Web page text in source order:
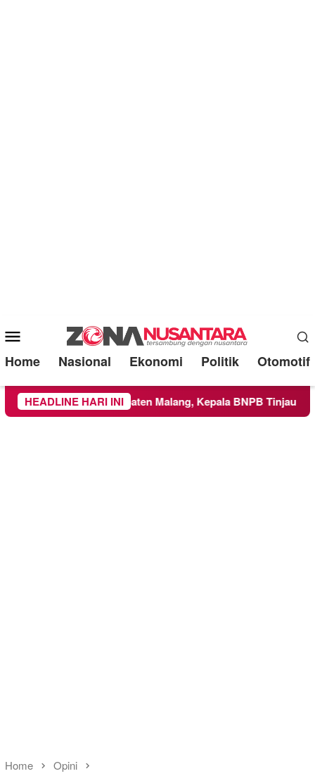
Mobile
Menu
Home Nasional Ekonomi Politik Otomotif
HEADLINE HARI INI
Wilayah Kabupaten Malang, Kepala BNPB Tinjau Langsung
Home Opini